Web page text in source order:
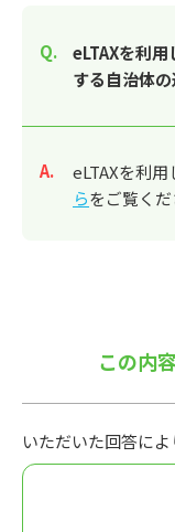
eLTAXを利
する自治体
回答
eLTAXを利
らをご覧くだ
この内
いただいた回答によ